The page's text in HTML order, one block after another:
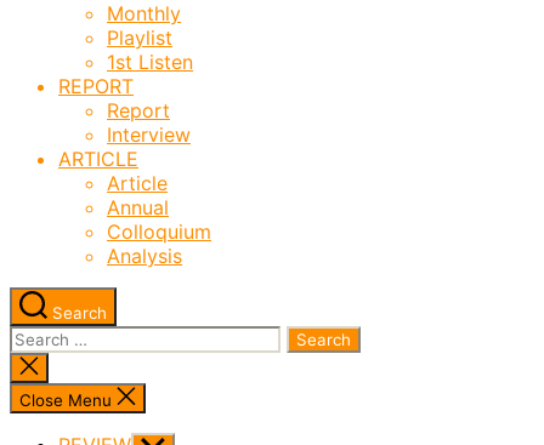
Monthly
Playlist
1st Listen
REPORT
Report
Interview
ARTICLE
Article
Annual
Colloquium
Analysis
Search
Search
for:
Close
search
Close Menu